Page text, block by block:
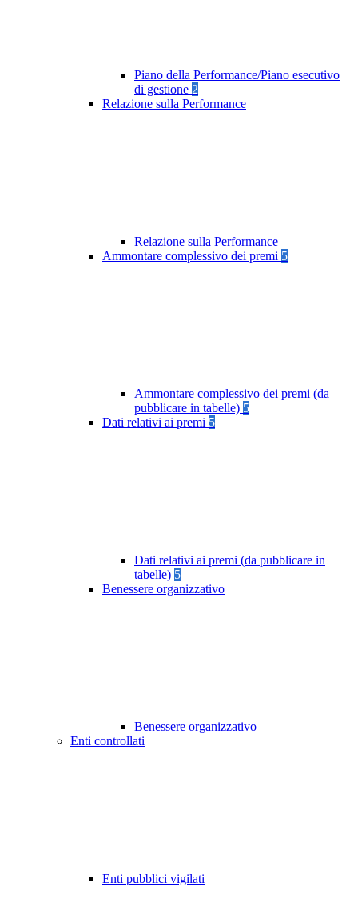
Piano della Performance/Piano esecutivo
di gestione 2
Relazione sulla Performance
Relazione sulla Performance
Ammontare complessivo dei premi 5
Ammontare complessivo dei premi (da
pubblicare in tabelle) 5
Dati relativi ai premi 5
Dati relativi ai premi (da pubblicare in
tabelle) 5
Benessere organizzativo
Benessere organizzativo
Enti controllati
Enti pubblici vigilati